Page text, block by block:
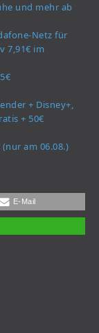
und mehr ab
Netz für
7,91€ im
+ Disney+,
+ 50€
am 06.08.)
E-Mail